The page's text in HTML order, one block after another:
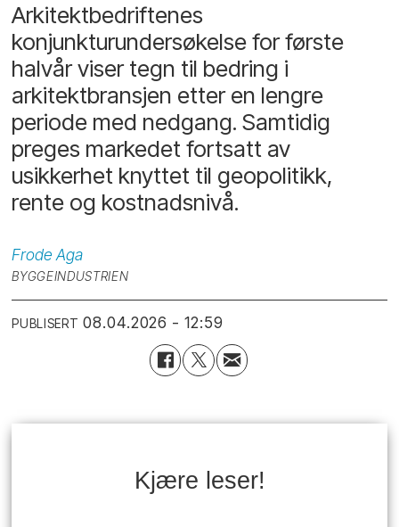
Arkitektbedriftenes
konjunkturundersøkelse for første
halvår viser tegn til bedring i
arkitektbransjen etter en lengre
periode med nedgang. Samtidig
preges markedet fortsatt av
usikkerhet knyttet til geopolitikk,
rente og kostnadsnivå.
Frode Aga
BYGGEINDUSTRIEN
PUBLISERT 08.04.2026 - 12:59
Kjære leser!